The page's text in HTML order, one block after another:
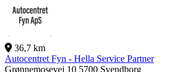
36,7 km
Autocentret Fyn - Hella Service Partner
Grønnemosevej 10 5700 Svendborg